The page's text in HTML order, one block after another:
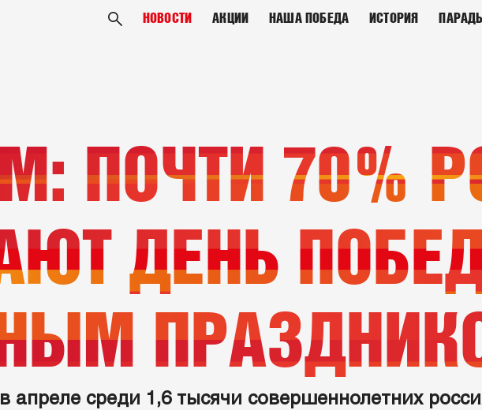
НОВОСТИ АКЦИИ НАША ПОБЕДА ИСТОРИЯ
ПОЧТИ 70%
ДЕНЬ
апреле среди 1,6 тысячи совершеннолетних